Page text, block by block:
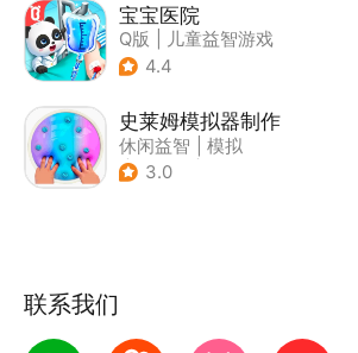
宝宝医院
Q版
儿童益智游戏
4.4
史莱姆模拟器制作
休闲益智
模拟
| 史莱姆
3.0
联系我们